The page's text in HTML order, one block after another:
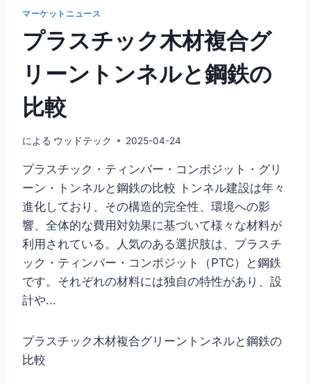
マーケットニュース
プラスチック木材複合グ
リーントンネルと鋼鉄の
比較
による ウッドテック 2025-04-24
プラスチック・ティンバー・コンポジット・グリ
ーン・トンネルと鋼鉄の比較 トンネル建設は年々
進化しており、その構造的完全性、環境への影
響、全体的な費用対効果に基づいて様々な材料が
利用されている。人気のある選択肢は、プラスチ
ック・ティンバー・コンポジット（PTC）と鋼鉄
です。それぞれの材料には独自の特性があり、設
計や...
プラスチック木材複合グリーントンネルと鋼鉄の
比較